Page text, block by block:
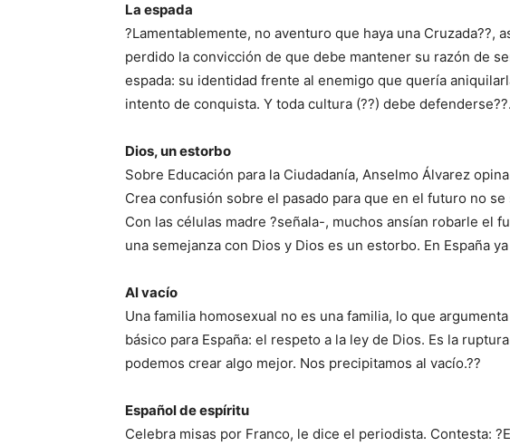
La espada
?Lamentablemente, no aventuro que haya una Cruzada??,
perdido la convicción de que debe mantener su razón de
espada: su identidad frente al enemigo que quería
intento de conquista. Y toda cultura (??) debe defenderse??.
Dios, un estorbo
Sobre Educación para la Ciudadanía, Anselmo Álvarez
Crea confusión sobre el pasado para que en el futuro no
Con las células madre ?señala-, muchos ansían robarle el
una semejanza con Dios y Dios es un estorbo. En España
Al vacío
Una familia homosexual no es una familia, lo que
básico para España: el respeto a la ley de Dios. Es la
podemos crear algo mejor. Nos precipitamos al vacío.??
Español de espíritu
Celebra misas por Franco, le dice el periodista. Contesta: